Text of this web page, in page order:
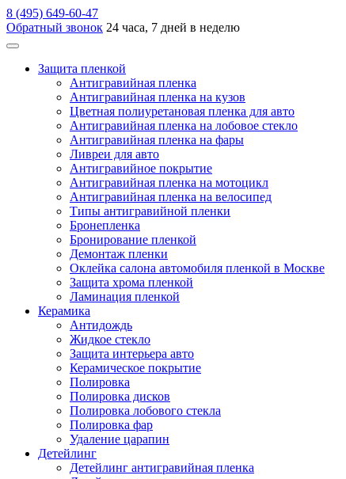
8 (495) 649-60-47
Обратный звонок 24 часа, 7 дней в неделю
Защита пленкой
Антигравийная пленка
Антигравийная пленка на кузов
Цветная полиуретановая пленка для авто
Антигравийная пленка на лобовое стекло
Антигравийная пленка на фары
Ливреи для авто
Антигравийное покрытие
Антигравийная пленка на мотоцикл
Антигравийная пленка на велосипед
Типы антигравийной пленки
Бронепленка
Бронирование пленкой
Демонтаж пленки
Оклейка салона автомобиля пленкой в Москве
Защита хрома пленкой
Ламинация пленкой
Керамика
Антидождь
Жидкое стекло
Защита интерьера авто
Керамическое покрытие
Полировка
Полировка дисков
Полировка лобового стекла
Полировка фар
Удаление царапин
Детейлинг
Детейлинг антигравийная пленка